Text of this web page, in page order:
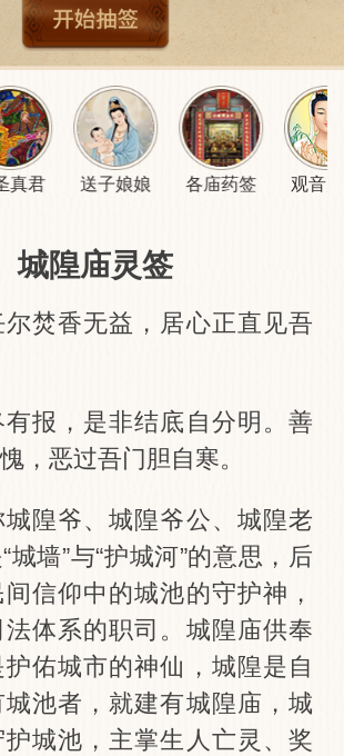
真君 送子娘娘 各庙药签 观音
城隍庙灵签
焚香无益，居心正直见吾
报，是非结底自分明。善
，恶过吾门胆自寒。
隍爷、城隍爷公、城隍老
城墙”与“护城河”的意思，后
信仰中的城池的守护神，
体系的职司。城隍庙供奉
佑城市的神仙，城隍是自
池者，就建有城隍庙，城
城池，主掌生人亡灵、奖